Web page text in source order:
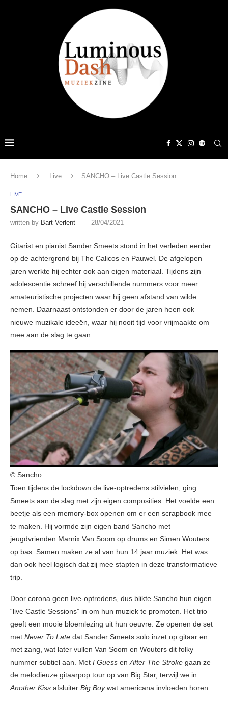
Home Live SANCHO – Live Castle Session
LIVE
SANCHO – Live Castle Session
written by Bart Verlent 28/04/2021
Gitarist en pianist Sander Smeets stond in het verleden eerder
op de achtergrond bij The Calicos en Pauwel. De afgelopen
jaren werkte hij echter ook aan eigen materiaal. Tijdens zijn
adolescentie schreef hij verschillende nummers voor meer
amateuristische projecten waar hij geen afstand van wilde
nemen. Daarnaast ontstonden er door de jaren heen ook
nieuwe muzikale ideeën, waar hij nooit tijd voor vrijmaakte om
mee aan de slag te gaan.
© Sancho
Toen tijdens de lockdown de live-optredens stilvielen, ging
Smeets aan de slag met zijn eigen composities. Het voelde een
beetje als een memory-box openen om er een scrapbook mee
te maken. Hij vormde zijn eigen band Sancho met
jeugdvrienden Marnix Van Soom op drums en Simen Wouters
op bas. Samen maken ze al van hun 14 jaar muziek. Het was
dan ook heel logisch dat zij mee stapten in deze transformatieve
trip.
Door corona geen live-optredens, dus blikte Sancho hun eigen
“live Castle Sessions” in om hun muziek te promoten. Het trio
geeft een mooie bloemlezing uit hun oeuvre. Ze openen de set
met Never To Late dat Sander Smeets solo inzet op gitaar en
met zang, wat later vullen Van Soom en Wouters dit folky
nummer subtiel aan. Met I Guess en After The Stroke gaan ze
de melodieuze gitaarpop tour op van Big Star, terwijl we in
Another Kiss afsluiter Big Boywat americana invloeden horen.